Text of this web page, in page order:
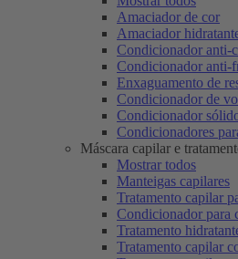
Amaciador de cor
Amaciador
Condicionador anti-
Condicionador anti-
Enxaguamento de
Condicionador de
Condicionador
Condicionadores
Máscara capilar e
Mostrar todos
Manteigas capilares
Tratamento capilar
Condicionador para
Tratamento
Tratamento capilar